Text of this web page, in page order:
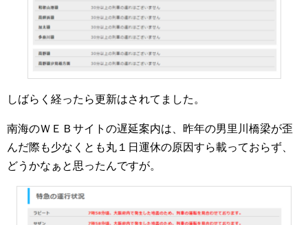
しばらく経ったら更新はされてました。
南海のＷＥＢサイトの遅延案内は、昨年の男里川橋梁が歪
んだ際も少なくとも丸１日運休の原因すら載っておらず、
どうかなぁと思ったんですが。